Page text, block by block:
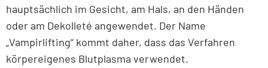
hauptsächlich im Gesicht, am Hals, an den Händen
oder am Dekolleté angewendet. Der Name
„Vampirlifting“ kommt daher, dass das Verfahren
körpereigenes Blutplasma verwendet.